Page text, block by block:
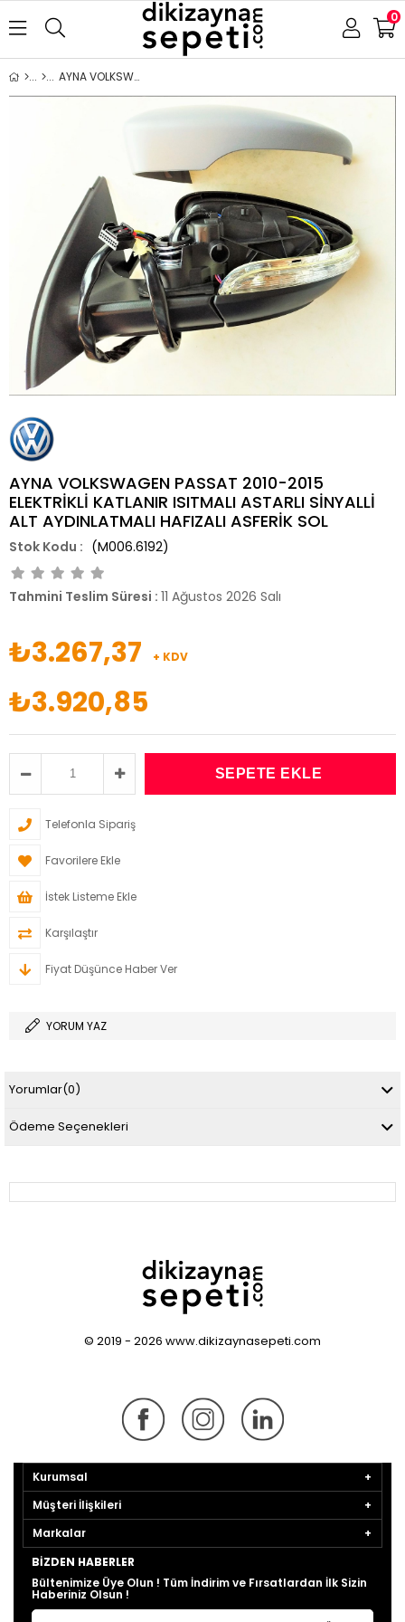
0
AYNA VOLKSWAGEN PASSAT 2010-2015 ELEKTRİKLİ KATLANIR ISITMALI ASTARLI SİNYALLİ ALT AYDINLATMALI HAFIZALI ASFERİK SOL
AYNA VOLKSWAGEN PASSAT 2010-2015
ELEKTRİKLİ KATLANIR ISITMALI ASTARLI SİNYALLİ
ALT AYDINLATMALI HAFIZALI ASFERİK SOL
(M006.6192)
Tahmini Teslim Süresi : 11 Ağustos 2026 Salı
₺3.267,37 + KDV
₺3.920,85
Telefonla Sipariş
Favorilere Ekle
İstek Listeme Ekle
Karşılaştır
Fiyat Düşünce Haber Ver
YORUM YAZ
Yorumlar(0)
Ödeme Seçenekleri
© 2019 - 2026 www.dikizaynasepeti.com
Kurumsal
Müşteri İlişkileri
Markalar
BIZDEN HABERLER
Bültenimize Üye Olun ! Tüm İndirim ve Fırsatlardan İlk Sizin
Haberiniz Olsun !